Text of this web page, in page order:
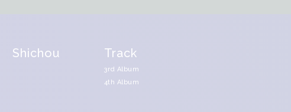
Shichou Track
3rd Album
4th Album